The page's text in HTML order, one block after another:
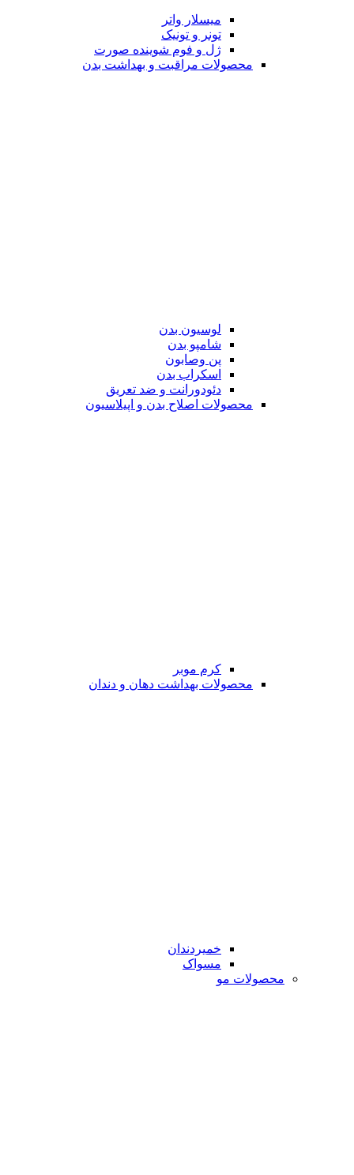
میسلار واتر
تونر و تونیک
ژل و فوم شوینده صورت
محصولات مراقبت و بهداشت بدن
لوسیون بدن
شامپو بدن
پن وصابون
اسکراب بدن
دئودورانت و ضد تعریق
محصولات اصلاح بدن و اپیلاسیون
کرم موبر
محصولات بهداشت دهان و دندان
خمیردندان
مسواک
محصولات مو